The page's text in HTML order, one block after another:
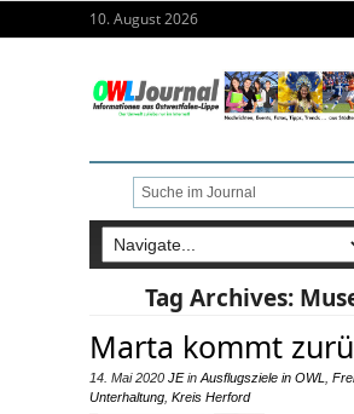
10. August 2026
Tag Archives:
Marta kommt
14. Mai 2020 JEin Ausflugsziele in OWL
Unterhaltung Kreis Herford